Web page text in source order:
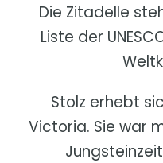
Die Zitadelle
Liste der
Stolz erhebt
Victoria. Sie war